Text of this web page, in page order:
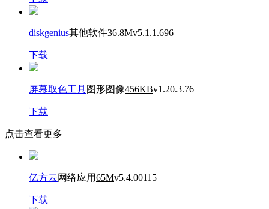
diskgenius其他软件36.8Mv5.1.1.696
下载
屏幕取色工具图形图像456KBv1.20.3.76
下载
点击查看更多
亿方云网络应用65Mv5.4.00115
下载